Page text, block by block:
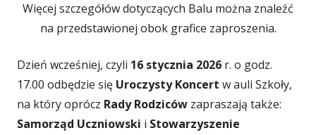
Więcej szczegółów dotyczących Balu można znaleźć
na przedstawionej obok grafice zaproszenia.
Dzień wcześniej, czyli 16 stycznia 2026 r. o godz.
17.00 odbędzie się Uroczysty Koncert w auli Szkoły,
na który oprócz Rady Rodziców zapraszają także:
Samorząd Uczniowski i Stowarzyszenie